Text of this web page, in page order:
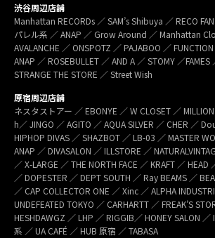
渋谷周辺店舗
Manhattan RECORDs ／ SAM’s Shibuya ／ RECO
パレル系 ／ ANAP ／ Grow Around ／ Manhattan
AVALANCHE ／ ONSPOTZ ／ PAJABOO ／
ANAP ／ ROSEBULLET ／ AND A ／ STOMY ／
STRANGE THE STORE ／ Street Wish
原宿周辺店舗
ネスタストアー ／ EBONYE ／ W CLOSET ／
h／ JINGO ／ AGITO ／ AQUA SILVER ／ CHER ／
HIPHOP DIVAS ／ SHAZBOT ／ LB-03 ／ MASTER
ANAP ／ DIVASALON ／ ILLSTORE ／
／ X-LARGE ／ THE NORTH FACE ／ KRAFT ／ HEAD
／ DOPESTER ／ DEPT SOUTH ／ Ray BEAMS ／
／ CAP COLLECTOR ONE ／ Xinc ／ ALPHA
UNDEFEATED TOKYO ／ CARHARTT ／ FREAK’S
HESHDAWGZ ／ LHP ／ RIGGIB／ HONEY SALON
系 ／ UA CAFÉ ／ HUB 原宿 ／ TABASA